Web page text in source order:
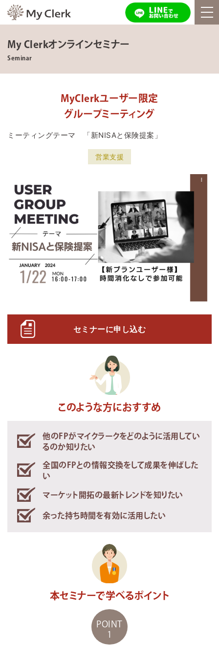
My Clerkオンラインセミナー
Seminar
MyClerkユーザー限定
グループミーティング
ミーティングテーマ 「新NISAと保険提案」
営業支援
セミナーに申し込む
このような方におすすめ
他のFPがマイクラークをどのように活用してい
るのか知りたい
全国のFPとの情報交換をして成果を伸ばした
い
マーケット開拓の最新トレンドを知りたい
余った持ち時間を有効に活用したい
本セミナーで学べるポイント
POINT
1